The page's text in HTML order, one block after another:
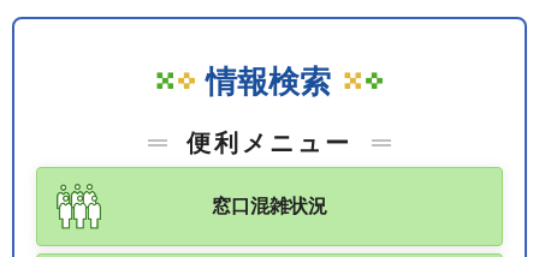
情報検索
便利メニュー
窓口混雑状況